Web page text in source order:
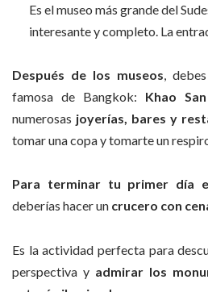
Es el museo más grande del
interesante y completo. La
Después de los museos,
famosa de Bangkok: Khao
numerosas joyerías, bares y
tomar una copa y tomarte un
Para terminar tu primer día
deberías hacer un crucero con
Es la actividad perfecta para
perspectiva y admirar los